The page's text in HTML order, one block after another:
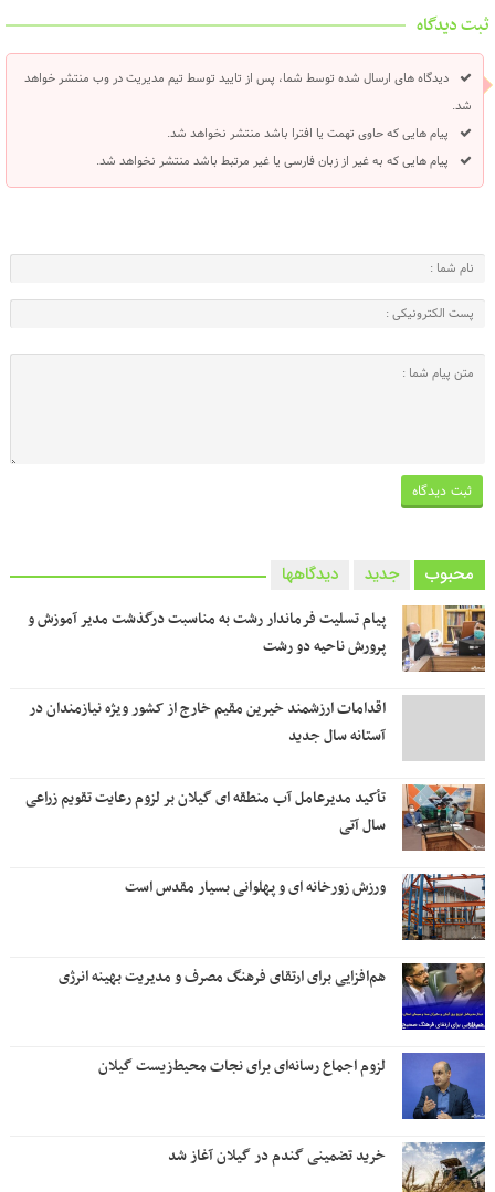
ثبت دیدگاه
دیدگاه های ارسال شده توسط شما، پس از تایید توسط تیم مدیریت در وب منتشر خواهد
شد.
پیام هایی که حاوی تهمت یا افترا باشد منتشر نخواهد شد.
پیام هایی که به غیر از زبان فارسی یا غیر مرتبط باشد منتشر نخواهد شد.
محبوب جدید دیدگاهها
پیام تسلیت فرماندار رشت به مناسبت درگذشت مدیر آموزش و
پرورش ناحیه دو رشت
اقدامات ارزشمند خیرین مقیم خارج از کشور ویژه نیازمندان در
آستانه سال جدید
تأکید مدیرعامل آب منطقه ای گیلان بر لزوم رعایت تقویم زراعی‌
سال آتی
ورزش زورخانه ای و پهلوانی بسیار مقدس است
هم‌افزایی برای ارتقای فرهنگ مصرف و مدیریت بهینه انرژی
لزوم اجماع رسانه‌ای برای نجات محیط‌زیست گیلان
خرید تضمینی گندم در گیلان آغاز شد